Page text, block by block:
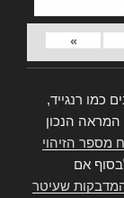
»
כמו רנגייד,
המראה הנכון
מספר הזיהוי
אם
שעיטר